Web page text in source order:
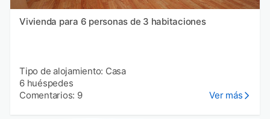
Vivienda para 6 personas de 3 habitaciones
Tipo de alojamiento: Casa
6 huéspedes
Comentarios: 9
Ver más